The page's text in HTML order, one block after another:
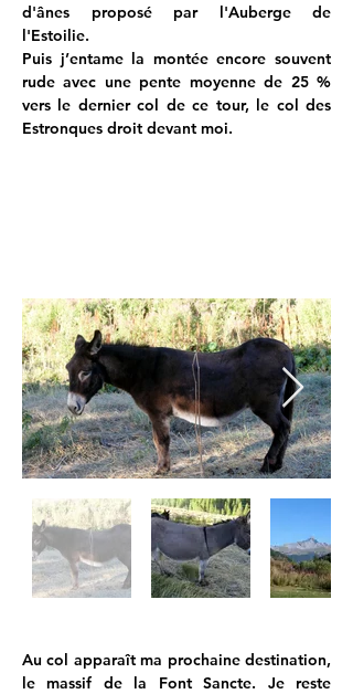
d'ânes proposé par l'Auberge de
l'Estoilie.
Puis j’entame la montée encore souvent
rude avec une pente moyenne de 25 %
vers le dernier col de ce tour, le col des
Estronques droit devant moi.
Au col apparaît ma prochaine destination,
le massif de la Font Sancte. Je reste